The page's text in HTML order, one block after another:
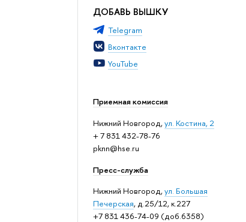
ДОБАВЬ ВЫШКУ
Telegram
Вконтакте
YouTube
Приемная комиссия
Нижний Новгород,ул. Костина, 2
+ 7 831 432-78-76
pknn@hse.ru
Пресс-служба
Нижний Новгород,ул. Большая
Печерская, д.25/12, к.227
+7 831 436-74-09 (доб.6358)